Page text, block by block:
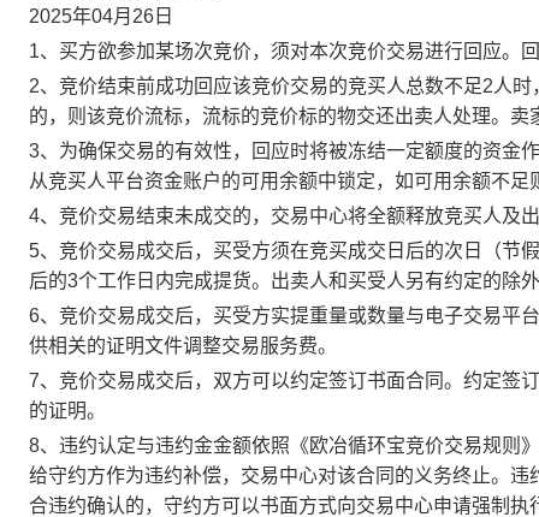
2025年04月26日
1、买方欲参加某场次竞价，须对本次竞价交易进行回应。
2、竞价结束前成功回应该竞价交易的竞买人总数不足2人
的，则该竞价流标，流标的竞价标的物交还出卖人处理。
3、为确保交易的有效性，回应时将被冻结一定额度的资金
从竞买人平台资金账户的可用余额中锁定，如可用余额不足
4、竞价交易结束未成交的，交易中心将全额释放竞买人及
5、竞价交易成交后，买受方须在竞买成交日后的次日（节
后的3个工作日内完成提货。出卖人和买受人另有约定的除
6、竞价交易成交后，买受方实提重量或数量与电子交易平
供相关的证明文件调整交易服务费。
7、竞价交易成交后，双方可以约定签订书面合同。约定签
的证明。
8、违约认定与违约金金额依照《欧冶循环宝竞价交易规则
给守约方作为违约补偿，交易中心对该合同的义务终止。
合违约确认的，守约方可以书面方式向交易中心申请强制